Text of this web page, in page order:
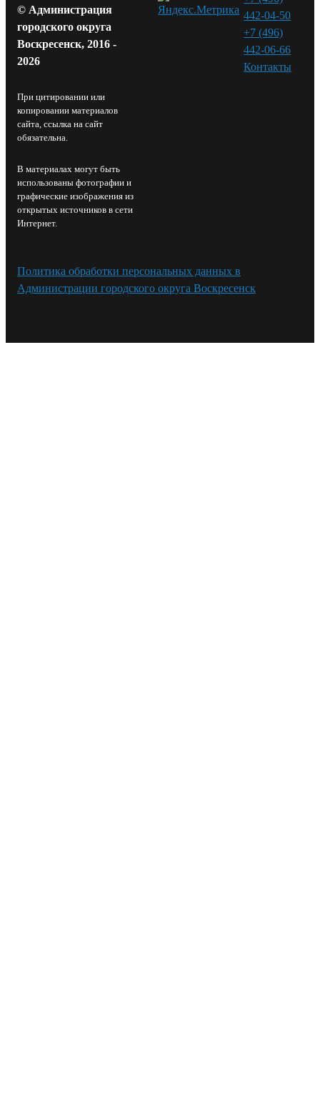
© Администрация
городского округа
Воскресенск, 2016 -
2026
При цитировании или
копировании материалов
сайта, ссылка на сайт
обязательна.
В материалах могут быть
использованы фотографии и
графические изображения из
открытых источников в сети
Интернет.
442-04-50
+7 (496)
442-06-66
Контакты⁠
Политика обработки персональных данных в
Администрации городского округа Воскресенск